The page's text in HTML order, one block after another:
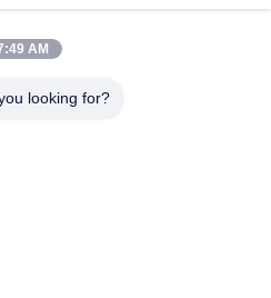
AM
looking for?